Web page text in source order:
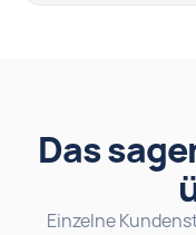
Das
Einzelne